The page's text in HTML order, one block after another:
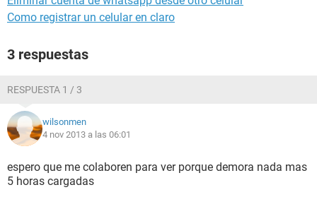
Como registrar un celular en claro
3 respuestas
RESPUESTA 1 / 3
wilsonmen
4 nov 2013 a las 06:01
espero que me colaboren para ver porque demora nada mas
5 horas cargadas